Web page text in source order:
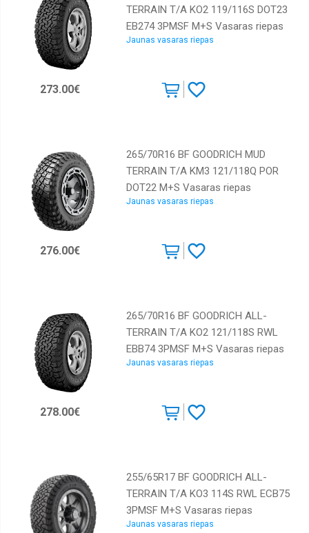
TERRAIN T/A KO2 119/116S DOT23
EB274 3PMSF M+S Vasaras riepas
Jaunas vasaras riepas
273.00€
265/70R16 BF GOODRICH MUD
TERRAIN T/A KM3 121/118Q POR
DOT22 M+S Vasaras riepas
Jaunas vasaras riepas
276.00€
265/70R16 BF GOODRICH ALL-
TERRAIN T/A KO2 121/118S RWL
EBB74 3PMSF M+S Vasaras riepas
Jaunas vasaras riepas
278.00€
255/65R17 BF GOODRICH ALL-
TERRAIN T/A KO3 114S RWL ECB75
3PMSF M+S Vasaras riepas
Jaunas vasaras riepas